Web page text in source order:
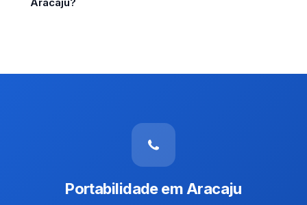
Portabilidade em Aracaju